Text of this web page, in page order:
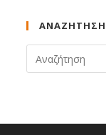
ΑΝΑΖΉΤΗΣΗ